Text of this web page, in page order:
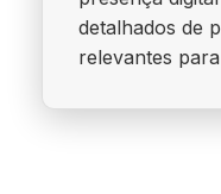
detalhados de
relevantes